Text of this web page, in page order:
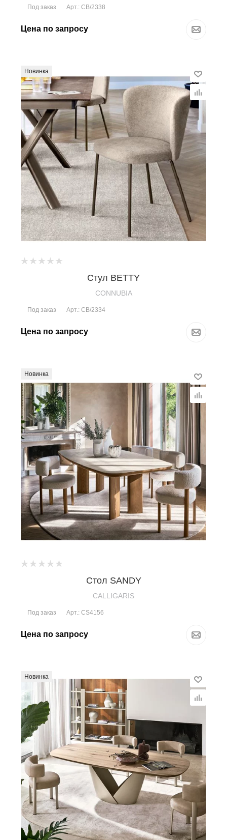
Под заказ Арт.: CB/2338
Цена по запросу
Новинка
Стул BETTY
CONNUBIA
Под заказ Арт.: CB/2334
Цена по запросу
Новинка
Стол SANDY
CALLIGARIS
Под заказ Арт.: CS4156
Цена по запросу
Новинка